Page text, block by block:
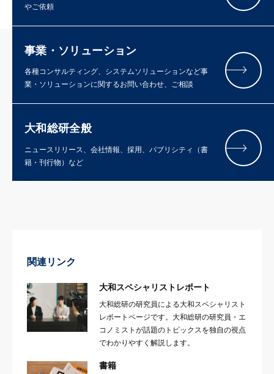
やご依頼
事業・ソリューション
各種コンサルティング、システムソリューションなど事
業・ソリューションに関するお問い合わせ、ご相談
大和総研全般
ニュースリリース、会社情報、採用、パブリシティ（書
籍・刊行物）など
関連リンク
大和スペシャリストレポート
大和総研の研究員による大和スペシャリスト
レポートページです。大和総研の研究員・エ
コノミストが話題のトピックスを独自の視点
でわかりやすく解説します。
書籍